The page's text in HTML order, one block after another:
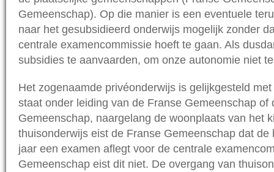
Gemeenschap). Op die manier is een eventuele
naar het gesubsidieerd onderwijs mogelijk zonder
centrale examencommissie hoeft te gaan. Als
subsidies te aanvaarden, om onze autonomie niet
Het zogenaamde privéonderwijs is gelijkgesteld
staat onder leiding van de Franse Gemeenschap of
Gemeenschap, naargelang de woonplaats van het
thuisonderwijs eist de Franse Gemeenschap dat de
jaar een examen aflegt voor de centrale
Gemeenschap eist dit niet. De overgang van